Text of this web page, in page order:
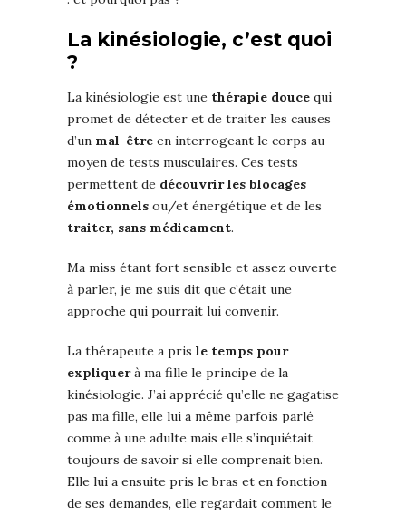
La kinésiologie, c’est quoi
?
La kinésiologie est une thérapie douce qui
promet de détecter et de traiter les causes
d’un mal-être en interrogeant le corps au
moyen de tests musculaires. Ces tests
permettent de découvrir les blocages
émotionnels ou/et énergétique et de les
traiter, sans médicament.
Ma miss étant fort sensible et assez ouverte
à parler, je me suis dit que c’était une
approche qui pourrait lui convenir.
La thérapeute a pris le temps pour
expliquerà ma fille le principe de la
kinésiologie. J’ai apprécié qu’elle ne gagatise
pas ma fille, elle lui a même parfois parlé
comme à une adulte mais elle s’inquiétait
toujours de savoir si elle comprenait bien.
Elle lui a ensuite pris le bras et en fonction
de ses demandes, elle regardait comment le